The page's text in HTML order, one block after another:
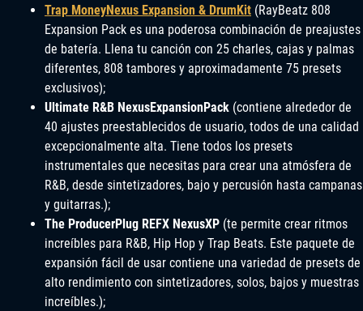
Trap MoneyNexus Expansion & DrumKit (RayBeatz 808
Expansion Pack es una poderosa combinación de preajustes
de batería. Llena tu canción con 25 charles, cajas y palmas
diferentes, 808 tambores y aproximadamente 75 presets
exclusivos);
Ultimate R&B NexusExpansionPack (contiene alrededor de
40 ajustes preestablecidos de usuario, todos de una calidad
excepcionalmente alta. Tiene todos los presets
instrumentales que necesitas para crear una atmósfera de
R&B, desde sintetizadores, bajo y percusión hasta campanas
y guitarras.);
The ProducerPlug REFX NexusXP (te permite crear ritmos
increíbles para R&B, Hip Hop y Trap Beats. Este paquete de
expansión fácil de usar contiene una variedad de presets de
alto rendimiento con sintetizadores, solos, bajos y muestras
increíbles.);